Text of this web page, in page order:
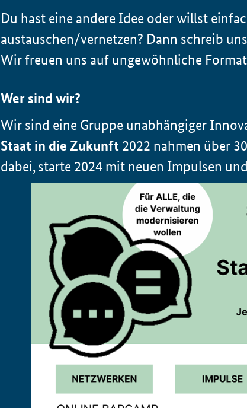
Du hast eine andere Idee oder willst
austauschen/vernetzen? Dann schreib
Wir freuen uns auf ungewöhnliche
Wer sind wir?
Wir sind eine Gruppe unabhängiger
Staat in die Zukunft 2022 nahmen über
dabei, starte 2024 mit neuen Impulsen